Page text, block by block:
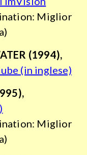
Miglior
(1994),
(in inglese)
Miglior